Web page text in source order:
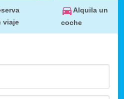
viaje
Alquila un
coche